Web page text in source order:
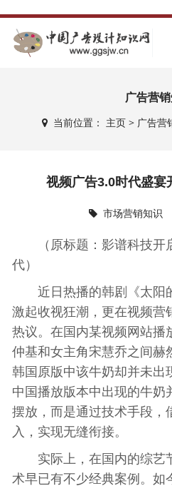
广告营
当前位置： 主页> 广告营
视频广告3.0时代盛宴
市场营销知识
（原标题：影谱科技开
代）
近日热播的韩剧《太阳
激起收视狂潮，更在视频营
热议。在国内某视频网站播
仲基和女主角宋慧乔之间赫
韩国原版中该牛奶却并未出
中国播放版本中出现的牛奶
摆放，而是通过技术手段，
入，实现无缝衔接。
实际上，在国内的综艺
术早已有不少经典案例。如